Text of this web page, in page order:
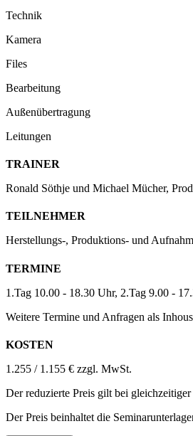
Technik
Kamera
Files
Bearbeitung
Außenübertragung
Leitungen
TRAINER
Ronald Söthje und Michael Mücher,
TEILNEHMER
Herstellungs-, Produktions- und
TERMINE
1.Tag 10.00 - 18.30 Uhr, 2.Tag 9.00 -
Weitere Termine und Anfragen als
KOSTEN
1.255 / 1.155 € zzgl. MwSt.
Der reduzierte Preis gilt bei
Der Preis beinhaltet die